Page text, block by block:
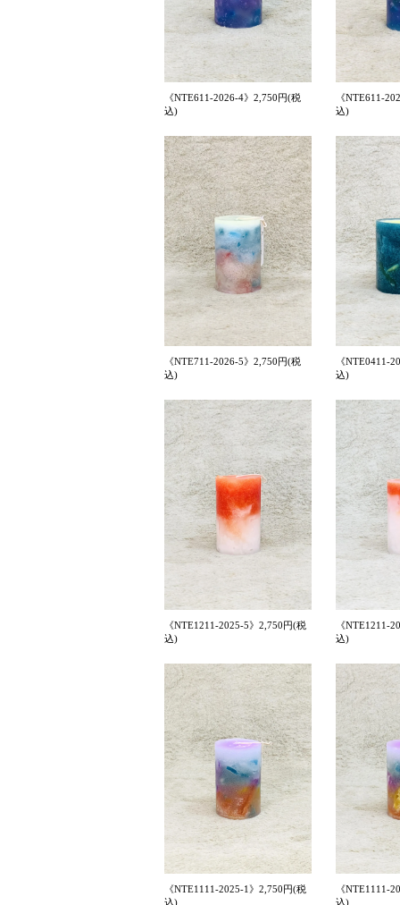
《NTE611-2026-4》2,750円(税
込)
《NTE611-
込)
《NTE711-2026-5》2,750円(税
込)
《NTE0411-
込)
《NTE1211-2025-5》2,750円(税
込)
《NTE1211-
込)
《NTE1111-2025-1》2,750円(税
込)
《NTE1111-
込)